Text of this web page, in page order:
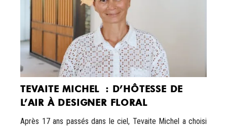
TEVAITE MICHEL : D’HÔTESSE DE
L’AIR À DESIGNER FLORAL
Après 17 ans passés dans le ciel, Tevaite Michel a choisi